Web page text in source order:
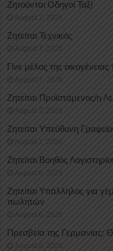
Ζητούνται Οδηγοί Ταξί
August 7, 2026
Ζητείται Τεχνικός
August 7, 2026
Γίνε μέλος της
August 7, 2026
Ζητείται Προϊστάμενος/η
August 7, 2026
Ζητείται Υπεύθυνη
August 7, 2026
Ζητείται Βοηθός
August 6, 2026
Ζητείται Υπάλληλος για
πωλητών
August 6, 2026
Πρεσβεία της Γερμανίας:
August 6, 2026